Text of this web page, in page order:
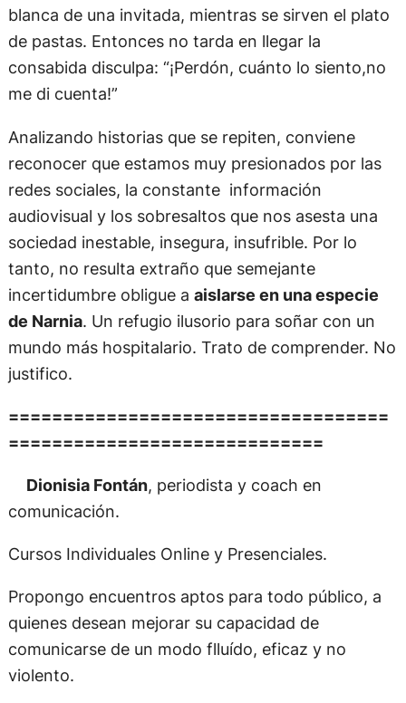
blanca de una invitada, mientras se sirven el plato
de pastas. Entonces no tarda en llegar la
consabida disculpa: “¡Perdón, cuánto lo siento,no
me di cuenta!”
Analizando historias que se repiten, conviene
reconocer que estamos muy presionados por las
redes sociales, la constante información
audiovisual y los sobresaltos que nos asesta una
sociedad inestable, insegura, insufrible. Por lo
tanto, no resulta extraño que semejante
incertidumbre obligue a aislarse en una especie
de Narnia. Un refugio ilusorio para soñar con un
mundo más hospitalario. Trato de comprender. No
justifico.
===================================
=============================
Dionisia Fontán, periodista y coach en
comunicación.
Cursos Individuales Online y Presenciales.
Propongo encuentros aptos para todo público, a
quienes desean mejorar su capacidad de
comunicarse de un modo flluído, eficaz y no
violento.